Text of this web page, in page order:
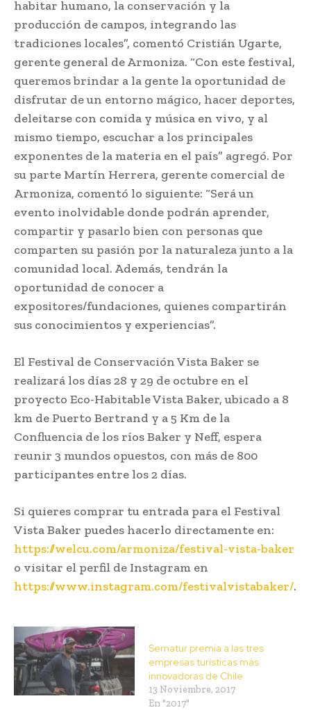
habitar humano, la conservación y la
producción de campos, integrando las
tradiciones locales”, comentó Cristián Ugarte,
gerente general de Armoniza. “Con este festival,
queremos brindar a la gente la oportunidad de
disfrutar de un entorno mágico, hacer deportes,
deleitarse con comida y música en vivo, y al
mismo tiempo, escuchar a los principales
exponentes de la materia en el país” agregó. Por
su parte Martín Herrera, gerente comercial de
Armoniza, comentó lo siguiente: “Será un
evento inolvidable donde podrán aprender,
compartir y pasarlo bien con personas que
comparten su pasión por la naturaleza junto a la
comunidad local. Además, tendrán la
oportunidad de conocer a
expositores/fundaciones, quienes compartirán
sus conocimientos y experiencias”.
El Festival de Conservación Vista Baker se
realizará los días 28 y 29 de octubre en el
proyecto Eco-Habitable Vista Baker, ubicado a 8
km de Puerto Bertrand y a 5 Km de la
Confluencia de los ríos Baker y Neff, espera
reunir 3 mundos opuestos, con más de 800
participantes entre los 2 días.
Si quieres comprar tu entrada para el Festival
Vista Baker puedes hacerlo directamente en:
https://welcu.com/armoniza/festival-vista-baker
o visitar el perfil de Instagram en
https://www.instagram.com/festivalvistabaker/.
Sernatur premia a las tres
empresas turísticas más
innovadoras de Chile
13 Noviembre, 2017
En "2017"